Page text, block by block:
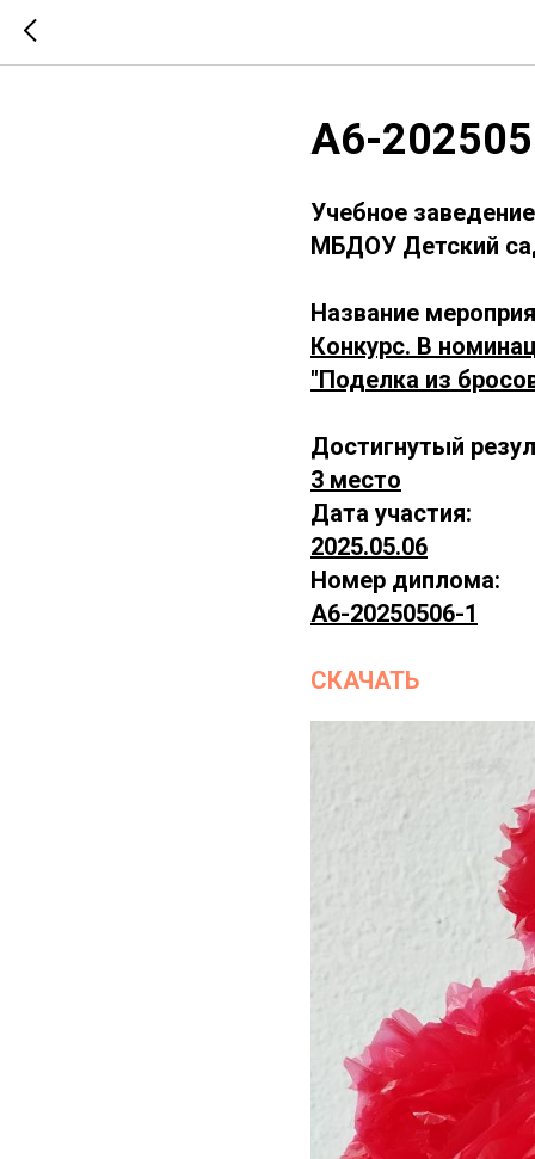
А6-
Учебное
МБДОУ Детский
Название
Конкурс. В
"Поделка из
Достигнутый
3 место
Дата участия:
2025.05.06
Номер диплома:
А6-20250506-1
СКАЧАТЬ